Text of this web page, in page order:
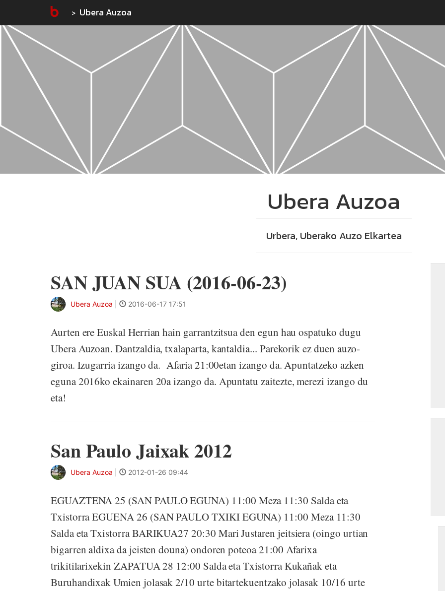
Ubera Auzoa
Ubera Auzoa
Urbera, Uberako Auzo Elkartea
SAN JUAN SUA (2016-06-23)
Ubera Auzoa 2016-06-17 17:51
Aurten ere Euskal Herrian hain garrantzitsua den egun hau ospatuko dugu
Ubera Auzoan. Dantzaldia, txalaparta, kantaldia... Parekorik ez duen auzo-
giroa. Izugarria izango da. Afaria 21:00etan izango da. Apuntatzeko azken
eguna 2016ko ekainaren 20a izango da. Apuntatu zaitezte, merezi izango du
eta!
San Paulo Jaixak 2012
Ubera Auzoa 2012-01-26 09:44
EGUAZTENA 25 (SAN PAULO EGUNA) 11:00 Meza 11:30 Salda eta
Txistorra EGUENA 26 (SAN PAULO TXIKI EGUNA) 11:00 Meza 11:30
Salda eta Txistorra BARIKUA27 20:30 Mari Justaren jeitsiera (oingo urtian
bigarren aldixa da jeisten douna) ondoren poteoa 21:00 Afarixa
trikitilarixekin ZAPATUA 28 12:00 Salda eta Txistorra Kukañak eta
Buruhandixak Umien jolasak 2/10 urte bitartekuentzako jolasak 10/16 urte